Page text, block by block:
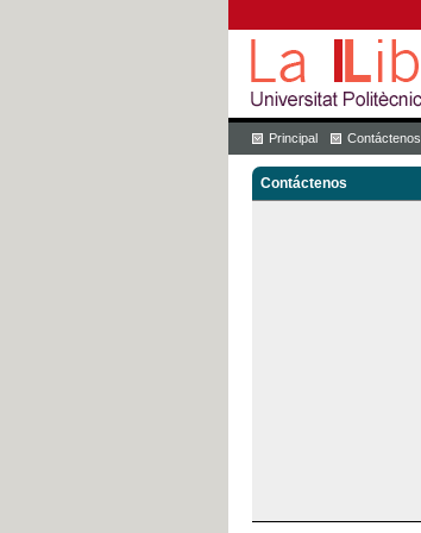
Principal Contáctenos
Contáctenos